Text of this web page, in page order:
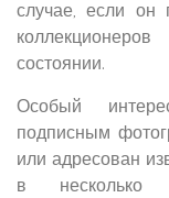
случае, если он
состоянии.
Особый
подписным
или адресован
в